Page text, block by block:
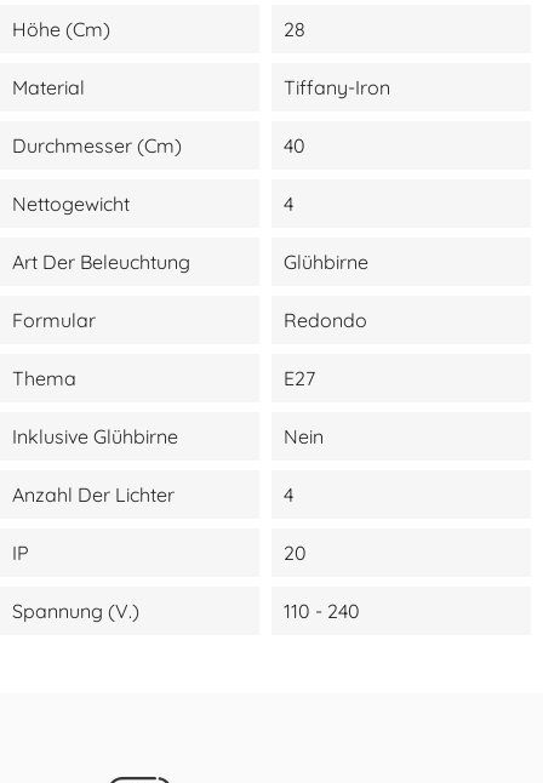
Höhe (cm) 28
Material Tiffany-Iron
Durchmesser (cm) 40
Nettogewicht 4
Art Der Beleuchtung Glühbirne
Formular Redondo
Thema E27
Inklusive Glühbirne Nein
Anzahl Der Lichter 4
IP 20
Spannung (V.) 110 - 240